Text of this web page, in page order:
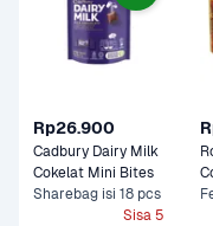
Rp26.900
Cadbury Dairy Milk
Cokelat Mini Bites
Sharebag isi 18 pcs
Sisa 5